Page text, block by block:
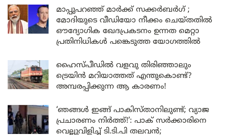
മാപ്പുപറഞ്ഞ് മാർക്ക് സക്കർബർഗ് ;
മോദിയുടെ വീഡിയോ നീക്കം ചെയ്തതിൽ
ഔദ്യോഗിക ഖേദപ്രകടനം ഉന്നത മെറ്റാ
പ്രതിനിധികൾ പങ്കെടുത്ത യോഗത്തിൽ
ഹൈസ്പീഡിൽ വളവു തിരിഞ്ഞാലും
ട്രെയിൻ മറിയാത്തത് എന്തുകൊണ്ട്?
അമ്പരപ്പിക്കുന്ന ആ കാരണം!
‘ഞങ്ങൾ ഇങ്ങ് പാകിസ്താനിലുണ്ട്; വ്യാജ
പ്രചാരണം നിർത്ത്!’: പാക് സർക്കാരിനെ
വെല്ലുവിളിച്ച് ടി.ടി.പി തലവൻ;